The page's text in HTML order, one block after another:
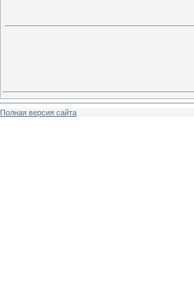
Полная версия сайта